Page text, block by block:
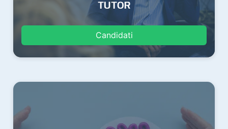
TUTOR
Candidati